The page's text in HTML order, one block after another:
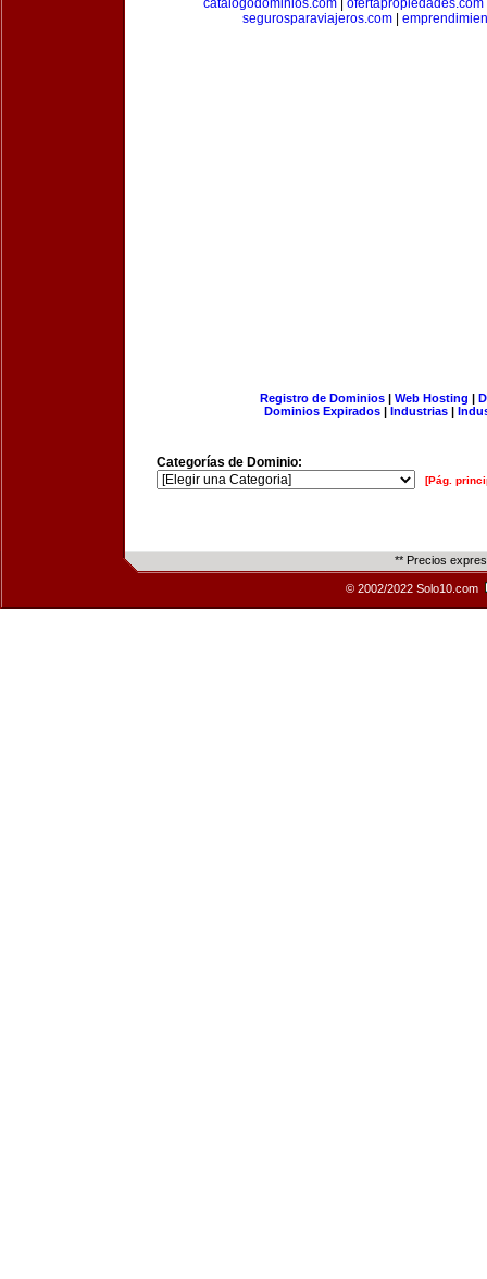
catalogodominios.com| ofertapropiedades.com
segurosparaviajeros.com
Registro de Dominios| Web Hosting |
Dominios Expirados | Industrias |
Categorías de Dominio:
[Pág.
** Precios
© 2002/2022 Solo10.com